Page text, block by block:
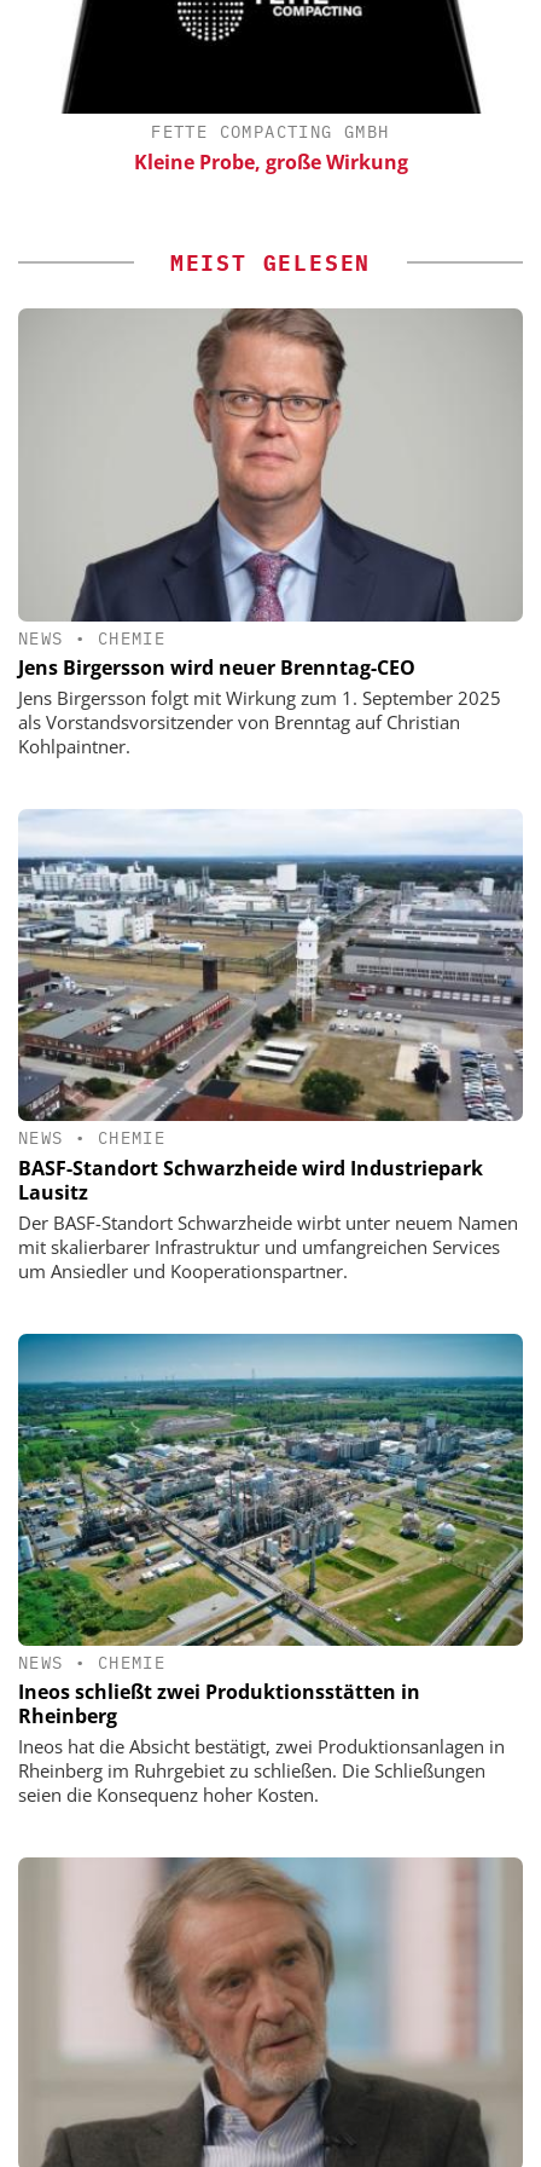
FETTE COMPACTING GMBH
Kleine Probe, große Wirkung
MEIST GELESEN
NEWS • CHEMIE
Jens Birgersson wird neuer Brenntag-CEO
Jens Birgersson folgt mit Wirkung zum 1. September 2025
als Vorstandsvorsitzender von Brenntag auf Christian
Kohlpaintner.
NEWS • CHEMIE
BASF-Standort Schwarzheide wird Industriepark
Lausitz
Der BASF-Standort Schwarzheide wirbt unter neuem Namen
mit skalierbarer Infrastruktur und umfangreichen Services
um Ansiedler und Kooperationspartner.
NEWS • CHEMIE
Ineos schließt zwei Produktionsstätten in
Rheinberg
Ineos hat die Absicht bestätigt, zwei Produktionsanlagen in
Rheinberg im Ruhrgebiet zu schließen. Die Schließungen
seien die Konsequenz hoher Kosten.